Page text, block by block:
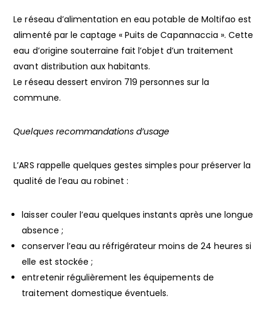
Le réseau d’alimentation en eau potable de Moltifao est
alimenté par le captage « Puits de Capannaccia ». Cette
eau d’origine souterraine fait l’objet d’un traitement
avant distribution aux habitants.
Le réseau dessert environ 719 personnes sur la
commune.
Quelques recommandations d’usage
L’ARS rappelle quelques gestes simples pour préserver la
qualité de l’eau au robinet :
laisser couler l’eau quelques instants après une longue
absence ;
conserver l’eau au réfrigérateur moins de 24 heures si
elle est stockée ;
entretenir régulièrement les équipements de
traitement domestique éventuels.